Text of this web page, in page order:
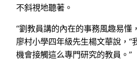
不斜視地聽著。
“劉教員講的內在的事務風趣易懂
廖村小學四年級先生楊文華說，“
機會接觸這么專門研究的教員。”